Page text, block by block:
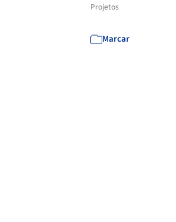
Projetos
Marcar